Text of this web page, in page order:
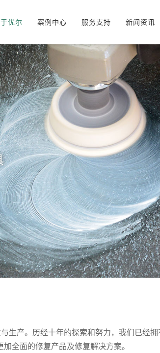
修复工具
优尔
程 企业理念 修复案例对比
案例中心 服务支持
视频中心 下载中心 常见问
新闻资讯
生产。历经十年的探索和努力，我们已经
全面的修复产品及修复解决方案。